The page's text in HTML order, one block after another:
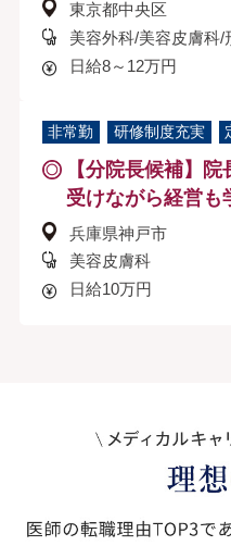
東京都中央区
美容外科/美容皮膚科/
日給8～12万円
非常勤 研修制度充実
【分院長候補】
受けながら経営も
兵庫県神戸市
美容皮膚科
日給10万円